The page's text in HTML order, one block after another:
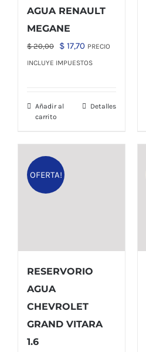
AGUA RENAULT
MEGANE
$20,00
El
precio
$ 20,00.
$ 17,70El
precio
$ 17,70.
PRECIO
INCLUYE IMPUESTOS
Añadir al
carrito
Detalles
OFERTA!
RESERVORIO
AGUA
CHEVROLET
GRAND VITARA
1.6